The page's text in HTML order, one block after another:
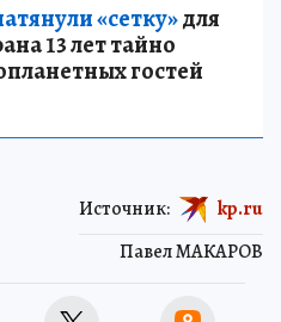
«сетку»для
13 лет тайно
гостей
Павел МАКАРОВ
Источник: kp.ru